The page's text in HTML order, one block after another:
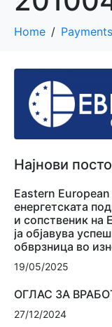
Home Payments
Најнови
Eastern
енергетската
и сопственик на
ја објавува
обврзница во
19/05/2025
ОГЛАС ЗА
27/12/2024